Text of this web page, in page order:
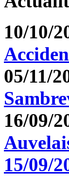
10/10/
05/11/
16/09/
15/09/